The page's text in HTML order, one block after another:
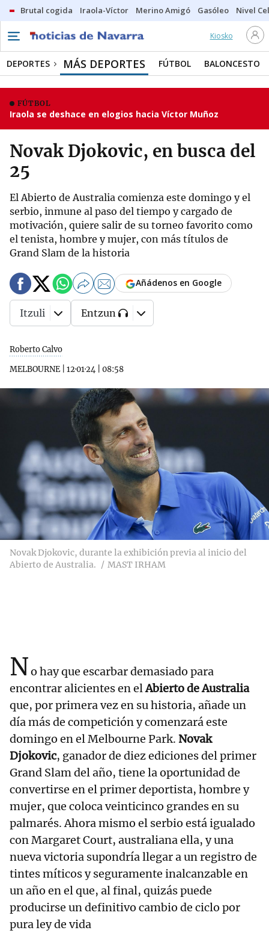
Brutal cogida Iraola-Víctor Merino Amigó Gasóleo Nivel
Kiosko
DEPORTES MÁS DEPORTES FÚTBOL BALONCESTO
FÚTBOL
Iraola se deshace en elogios hacia Víctor Muñoz
Novak Djokovic, en busca del
25
El Abierto de Australia comienza este domingo y el
serbio, inmune al paso del tiempo y cargado de
motivación, quiere salir de su torneo favorito como
el tenista, hombre y mujer, con más títulos de
Grand Slam de la historia
Roberto Calvo
MELBOURNE
12·01·24 08:58
Añádenos en Google
Itzuli Entzun
Novak Djokovic, durante la exhibición previa al inicio del
Abierto de Australia.
MAST IRHAM
No hay que escarbar demasiado para
encontrar alicientes en elAbierto de Australia
que, por primera vez en su historia, añade un
día más de competición y comenzará este
domingo en el Melbourne Park. Novak
Djokovic, ganador de diez ediciones del primer
Grand Slam del año, tiene la oportunidad de
convertirse en el primer deportista, hombre y
mujer, que coloca veinticinco grandes en su
palmarés. Ahora mismo el serbio está igualado
con Margaret Court, australiana ella, y una
nueva victoria supondría llegar a un registro de
tintes míticos y seguramente inalcanzable en
un año en el que, al final, quizás puede
producirse un definitivo cambio de ciclo por
pura ley de vida